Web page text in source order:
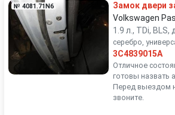
№ 4081.71N6
Замок двери
Volkswagen
1.9 л., TDi,
серебро,
3C4839015A
Отличное
готовы назвать
Перед выездом
звоните.